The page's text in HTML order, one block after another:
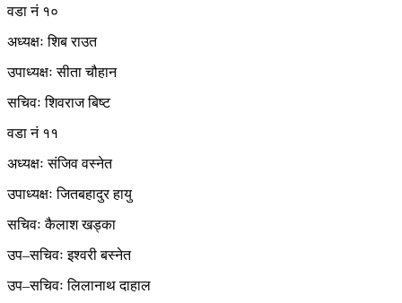
वडा नं १०
अध्यक्षः शिब राउत
उपाध्यक्षः सीता चौहान
सचिवः शिवराज बिष्ट
वडा नं ११
अध्यक्षः संजिव वस्नेत
उपाध्यक्षः जितबहादुर हायु
सचिवः कैलाश खड्का
उप–सचिवः इश्वरी बस्नेत
उप–सचिवः लिलानाथ दाहाल